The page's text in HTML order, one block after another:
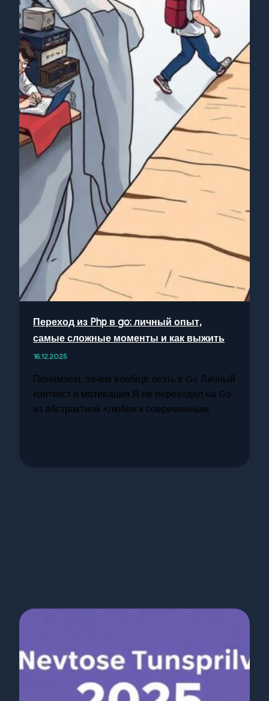
Переход из Php в go: личный опыт,
самые сложные моменты и как выжить
16.12.2025
Понимаем, зачем вообще лезть в Go Личный
контекст и мотивация Я не переходил на Go
из абстрактной «любви к современным